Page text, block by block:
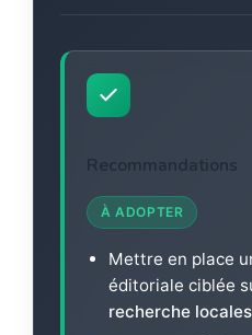
Recommandations
À ADOPTER
Mettre en place
éditoriale ciblée
recherche locales